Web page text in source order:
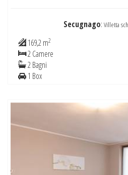
Secugnago: Villetta
169,2 m2
2 Camere
2 Bagni
1 Box